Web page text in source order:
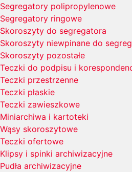
Segregatory polipropylenowe
Segregatory ringowe
Skoroszyty do segregatora
Skoroszyty niewpinane do
Skoroszyty pozostałe
Teczki do podpisu i
Teczki przestrzenne
Teczki płaskie
Teczki zawieszkowe
Miniarchiwa i kartoteki
Wąsy skoroszytowe
Teczki ofertowe
Klipsy i spinki archiwizacyjne
Pudła archiwizacyjne